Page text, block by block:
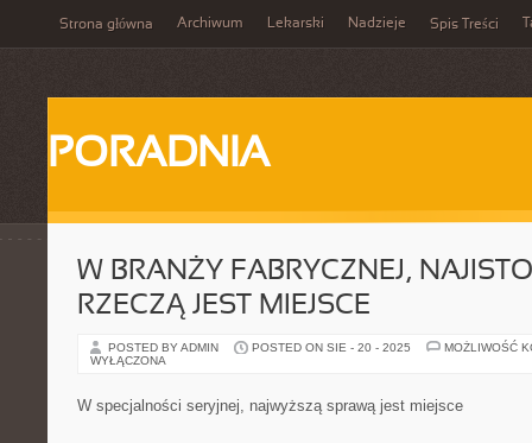
Strona główna Archiwum Lekarski Nadzieje Spis Treści
PORADNIA
W BRANŻY FABRYCZNEJ,
RZECZĄ JEST MIEJSCE
POSTED BY ADMIN POSTED ON SIE - 20 - 2025
MOŻLIWOŚĆ
WYŁĄCZONA
W specjalności seryjnej, najwyższą sprawą jest miejsce